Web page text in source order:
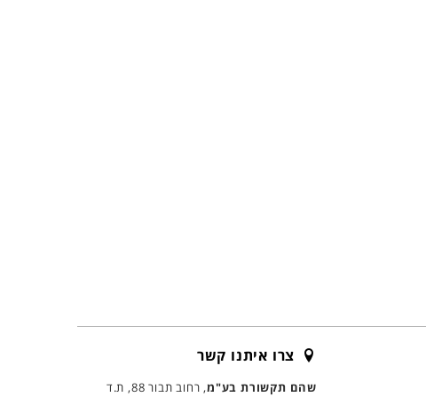
צרו איתנו קשר
שהם תקשורת בע"מ
, רחוב תבור 88, ת.ד